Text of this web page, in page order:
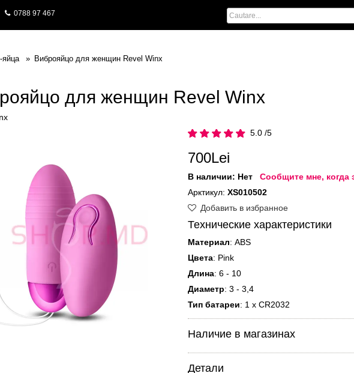
0788 97 467
яйца Виброяйцо для женщин Revel Winx
для женщин Revel Winx
5.0 /5
700Lei
В наличии: Нет
Сообщите мне, когда
Арктикул: XS010502
Добавить в избранное
Технические характеристики
Материал: ABS
Цвета: Pink
Длина: 6 - 10
Диаметр: 3 - 3,4
Тип батареи: 1 x CR2032
Наличие в магазинах
Детали